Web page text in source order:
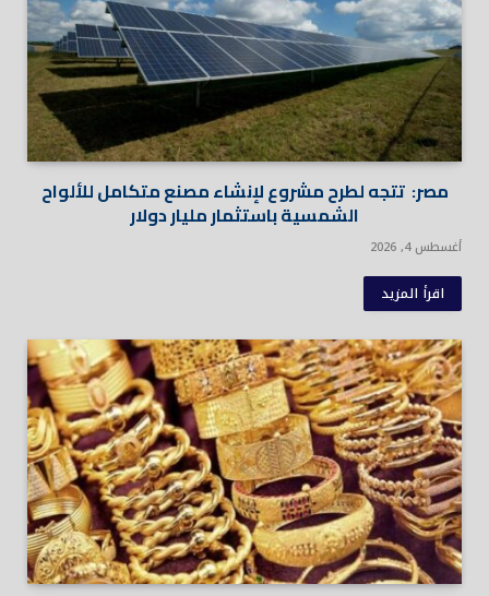
مصر: تتجه لطرح مشروع لإنشاء مصنع متكامل للألواح
الشمسية باستثمار مليار دولار
أغسطس 4, 2026
اقرأ المزيد